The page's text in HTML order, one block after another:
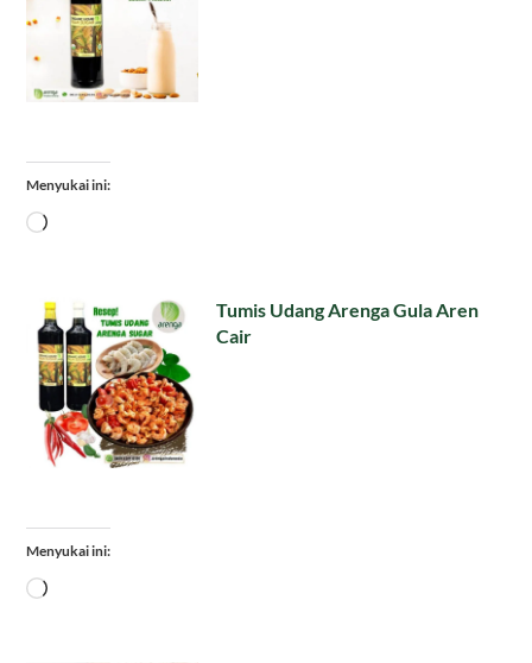
Menyukai ini:
Memuat...
Tumis Udang Arenga Gula Aren
Cair
Menyukai ini:
Memuat...